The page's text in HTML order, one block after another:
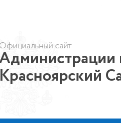
Официальный сайт
Красноярский